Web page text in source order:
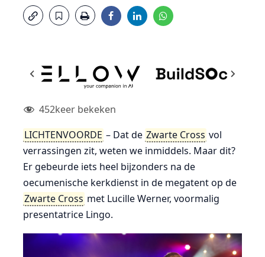
452keer bekeken
LICHTENVOORDE – Dat de Zwarte Cross vol
verrassingen zit, weten we inmiddels. Maar dit?
Er gebeurde iets heel bijzonders na de
oecumenische kerkdienst in de megatent op de
Zwarte Cross met Lucille Werner, voormalig
presentatrice Lingo.